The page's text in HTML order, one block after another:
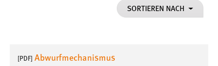
SORTIEREN NACH
[PDF] Abwurfmechanismus
Performance